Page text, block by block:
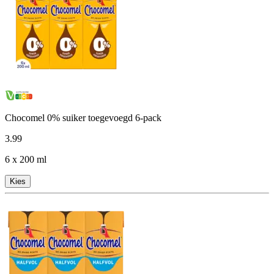
Chocomel 0% suiker toegevoegd 6-pack
3.99
6 x 200 ml
Kies